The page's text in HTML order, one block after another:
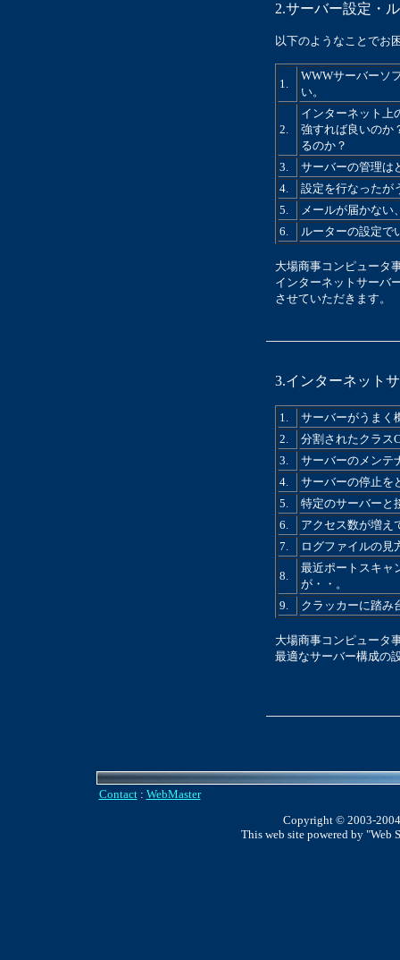
2.サーバー設定・
以下のようなことでお
1.
WWWサーバーソ
い。
2.
インターネット上
強すれば良いのか
るのか？
3.
サーバーの管理は
4.
設定を行なったが
5.
メールが届かない
6.
ルーターの設定で
大場商事コンピュータ
インターネットサーバ
させていただきます。
3.インターネット
1.
サーバーがうまく
2.
分割されたクラス
3.
サーバーのメンテ
4.
サーバーの停止を
5.
特定のサーバーと
6.
アクセス数が増え
7.
ログファイルの見
8.
最近ポートスキャ
が・・。
9.
クラッカーに踏み
大場商事コンピュータ
最適なサーバー構成の
Contact: WebMaster
Copyright © 2003-
This web site powered by "Web